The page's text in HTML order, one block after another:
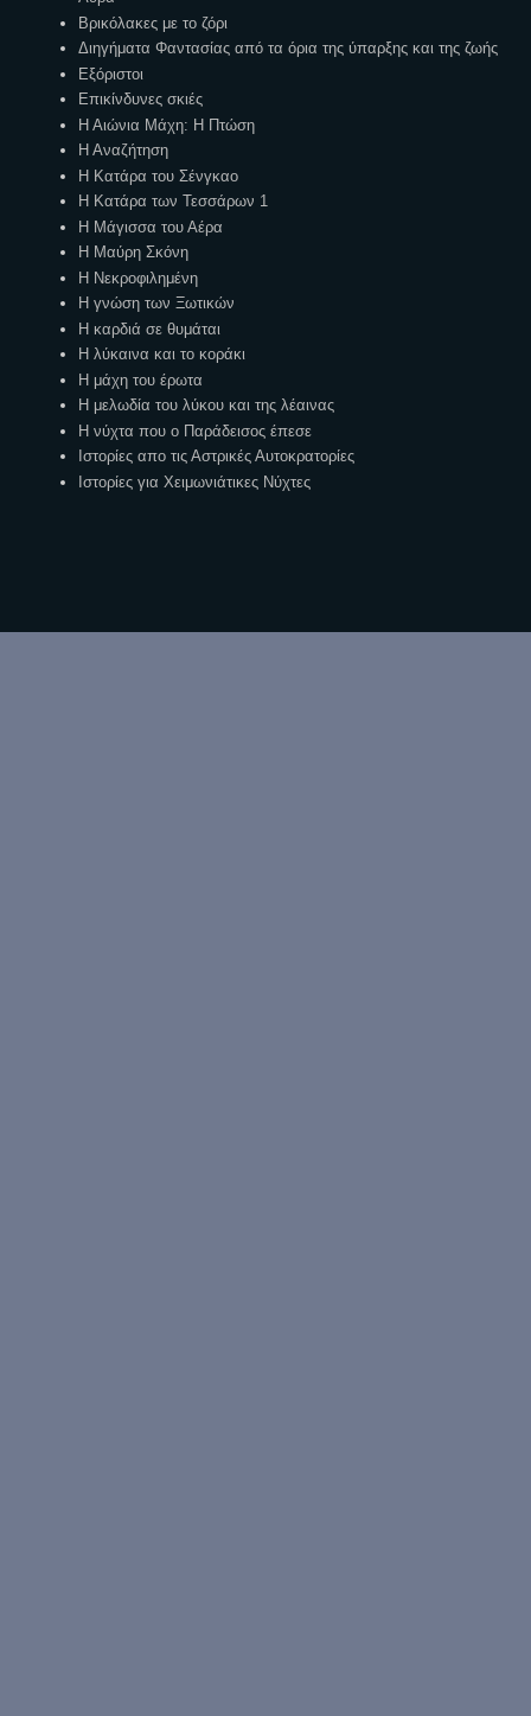
Βρικόλακες με το ζόρι
Διηγήματα Φαντασίας από τα όρια της ύπαρξης και της ζωής
Εξόριστοι
Επικίνδυνες σκιές
Η Αιώνια Μάχη: Η Πτώση
Η Αναζήτηση
Η Κατάρα του Σένγκαο
Η Κατάρα των Τεσσάρων 1
Η Μάγισσα του Αέρα
Η Μαύρη Σκόνη
Η Νεκροφιλημένη
Η γνώση των Ξωτικών
Η καρδιά σε θυμάται
Η λύκαινα και το κοράκι
Η μάχη του έρωτα
Η μελωδία του λύκου και της λέαινας
Η νύχτα που ο Παράδεισος έπεσε
Ιστορίες απο τις Αστρικές Αυτοκρατορίες
Ιστορίες για Χειμωνιάτικες Νύχτες